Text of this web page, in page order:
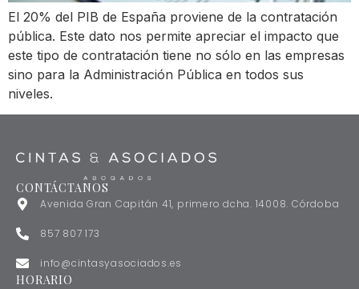
El 20% del PIB de España proviene de la contratación
pública. Este dato nos permite apreciar el impacto que
este tipo de contratación tiene no sólo en las empresas
sino para la Administración Pública en todos sus
niveles.
CONTÁCTANOS
Avenida Gran Capitán 41, primero dcha. 14008. Córdoba
857 807 173
info@cintasyasociados.es
HORARIO